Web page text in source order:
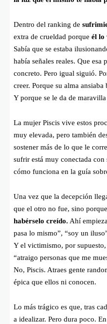
Dentro del ranking de
extra de crueldad porque él lo
Sabía que se estaba
había señales reales. Que
concreto. Pero igual siguió.
creer. Porque su alma ansiaba
Y porque se le da de
La mujer Piscis vive estos
muy elevada, pero también
sostener más de lo que le
sufrir está muy conectada
cómo funciona en la guía
Una vez que la decepción
que el otro no fue, sino porque
habérselo creído. Ahí
pasa lo mismo”, “soy un
Y el victimismo, por
“atraigo personas que me
No, Piscis. Atraes gente
épica que ellos ni conocen.
Lo más trágico es que, tras
a idealizar. Pero dura poco.